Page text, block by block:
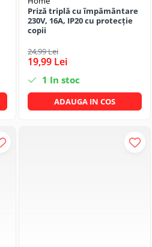
Priză triplă cu împământare
230V, 16A, IP20 cu protecție
copii
24,99 Lei
19,99 Lei
1 In stoc
ADAUGA IN COS